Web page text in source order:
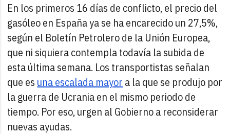
En los primeros 16 días de conflicto, el precio del
gasóleo en España ya se ha encarecido un 27,5%,
según el Boletín Petrolero de la Unión Europea,
que ni siquiera contempla todavía la subida de
esta última semana. Los transportistas señalan
que es una escalada mayor a la que se produjo por
la guerra de Ucrania en el mismo periodo de
tiempo. Por eso, urgen al Gobierno a reconsiderar
nuevas ayudas.